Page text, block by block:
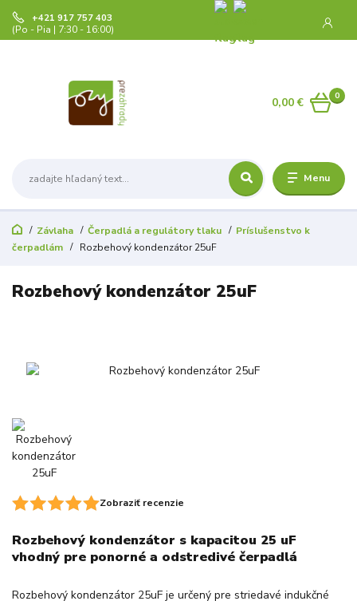
Menu
+421 917 757 403
(Po - Pia | 7:30 - 16:00)
0
0,00 €
Závlaha Čerpadlá a regulátory tlaku
Príslušenstvo k
čerpadlám
Rozbehový kondenzátor 25uF
Rozbehový kondenzátor 25uF
Zobraziť recenzie
Rozbehový kondenzátor s kapacitou 25 uF
vhodný pre ponorné a odstredivé čerpadlá
Rozbehový kondenzátor 25uF je určený pre striedavé indukčné